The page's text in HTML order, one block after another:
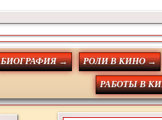
БИОГРАФИЯ → РОЛИ В КИНО →
РАБОТЫ В